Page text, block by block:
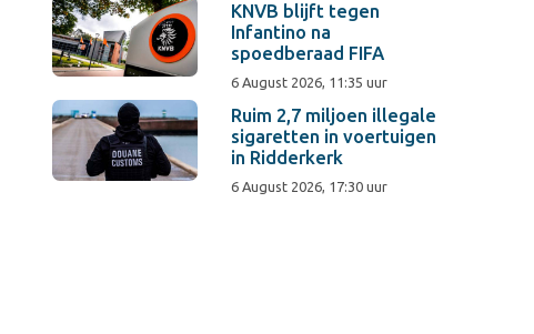
KNVB blijft tegen
Infantino na
spoedberaad FIFA
6 August 2026, 11:35 uur
Ruim 2,7 miljoen illegale
sigaretten in voertuigen
in Ridderkerk
6 August 2026, 17:30 uur